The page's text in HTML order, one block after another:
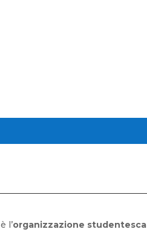
è l’organizzazione studentesca